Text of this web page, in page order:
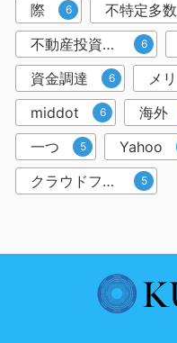
際 6 不特定多数
不動産投資クラウドファンディング 6
資金調達 6
middot 6 海外
一つ 5 Yahoo
クラウドファンディングサービス 5